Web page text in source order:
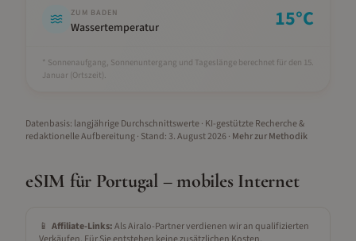
ZUM BADEN
Wassertemperatur 15°C
* Sonnenaufgang, Sonnenuntergang und Tageslänge berechnet für den 15.
Januar (Ortszeit).
Datenbasis: langjährige Durchschnittswerte · KI-gestützte Recherche &
redaktionelle Aufbereitung· Stand: 3. August 2026· Mehr zur Methodik
eSIM für Portugal– mobiles Internet
📱 Affiliate-Links:Als Airalo-Partner verdienen wir an qualifizierten